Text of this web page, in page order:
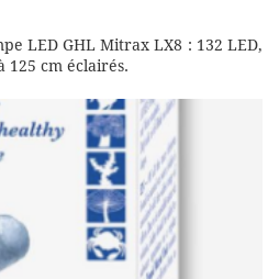
LED GHL Mitrax LX8 : 132 LED,
125 cm éclairés.